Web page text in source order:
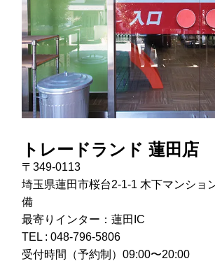
トレードランド 蓮田店
〒349-0113
埼玉県蓮田市桜台2-1-1 木下マンショ
備
最寄りインター：蓮田IC
TEL : 048-796-5806
受付時間（予約制）09:00〜20:00